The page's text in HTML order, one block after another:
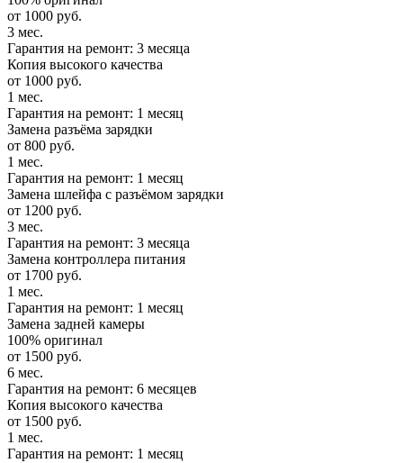
от 1000 руб.
3 мес.
Гарантия на ремонт: 3 месяца
Копия высокого качества
от 1000 руб.
1 мес.
Гарантия на ремонт: 1 месяц
Замена разъёма зарядки
от 800 руб.
1 мес.
Гарантия на ремонт: 1 месяц
Замена шлейфа с разъёмом зарядки
от 1200 руб.
3 мес.
Гарантия на ремонт: 3 месяца
Замена контроллера питания
от 1700 руб.
1 мес.
Гарантия на ремонт: 1 месяц
Замена задней камеры
100% оригинал
от 1500 руб.
6 мес.
Гарантия на ремонт: 6 месяцев
Копия высокого качества
от 1500 руб.
1 мес.
Гарантия на ремонт: 1 месяц